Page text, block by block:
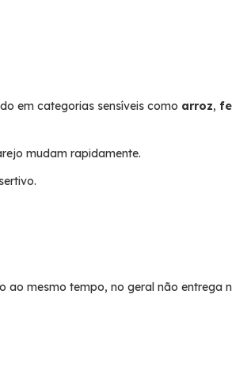
em categorias sensíveis como arroz,
mudam rapidamente.
ao mesmo tempo, no geral não entrega